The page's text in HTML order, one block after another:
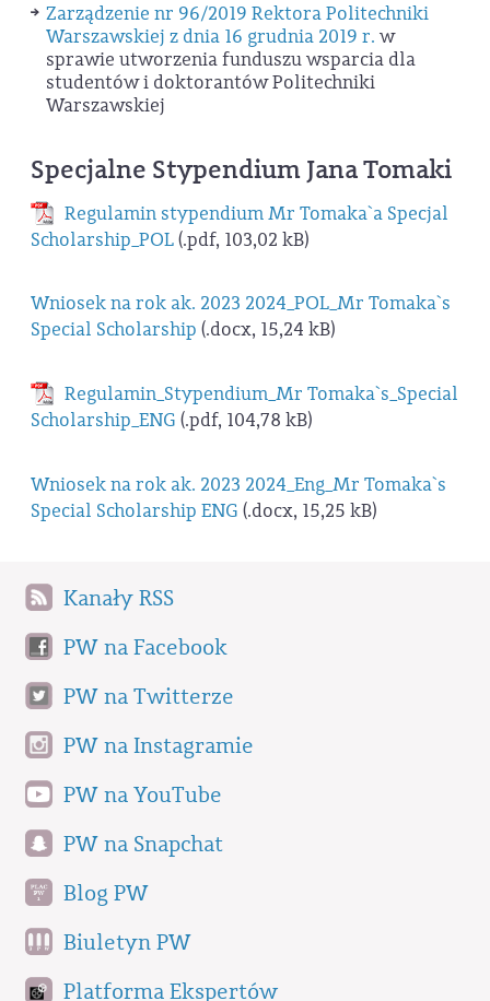
Zarządzenie nr 96/2019 Rektora Politechniki
Warszawskiej z dnia 16 grudnia 2019 r. w
sprawie utworzenia funduszu wsparcia dla
studentów i doktorantów Politechniki
Warszawskiej
Specjalne Stypendium Jana Tomaki
Regulamin stypendium Mr Tomaka`a Specjal
Scholarship_POL(.pdf, 103,02 kB)
Wniosek na rok ak. 2023 2024_POL_Mr Tomaka`s
Special Scholarship (.docx, 15,24 kB)
Regulamin_Stypendium_Mr Tomaka`s_Special
Scholarship_ENG (.pdf, 104,78 kB)
Wniosek na rok ak. 2023 2024_Eng_Mr Tomaka`s
Special Scholarship ENG (.docx, 15,25 kB)
Kanały RSS
PW na Facebook
PW na Twitterze
PW na Instagramie
PW na YouTube
PW na Snapchat
Blog PW
Biuletyn PW
Platforma Ekspertów